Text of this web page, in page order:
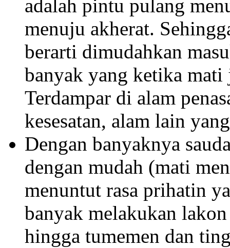
adalah pintu pulang
menuju akherat.
berarti dimudahkan
banyak yang ketika
Terdampar di alam
kesesatan, alam lain
Dengan banyaknya
dengan mudah (mati
menuntut rasa prihatin
banyak melakukan
hingga tumemen dan